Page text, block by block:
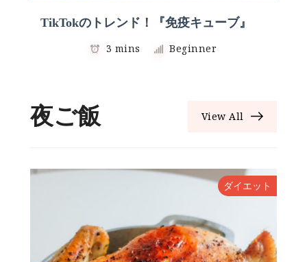
TikTokのトレンド！『免疫キューブ』
3 mins Beginner
夜ご飯 View All
ダイエット